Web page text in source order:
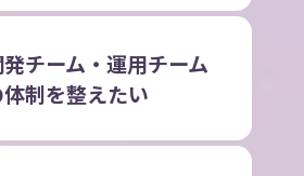
チーム・運用チーム
体制を整えたい